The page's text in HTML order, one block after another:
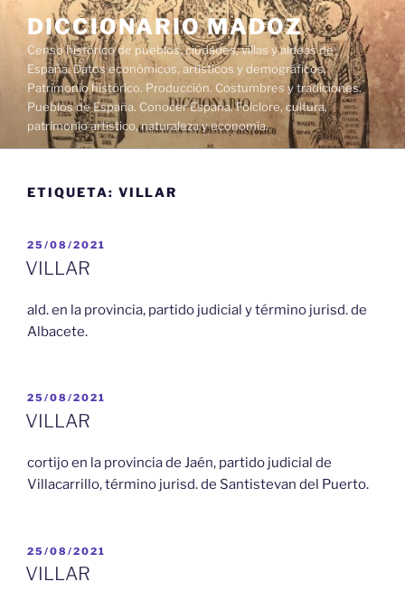
contenido
DICCIONARIO MADOZ
Censo histórico de pueblos, ciudades, villas y aldeas de
España. Datos económicos, artísticos y demográficos.
Patrimonio histórico. Producción. Costumbres y tradiciones.
Pueblos de España. Conocer España. Folclore, cultura,
patrimonio artístico, naturaleza y economía.
ETIQUETA: VILLAR
PUBLICADO
EL
25/08/2021
VILLAR
ald. en la provincia, partido judicial y término jurisd. de
Albacete.
PUBLICADO
EL
25/08/2021
VILLAR
cortijo en la provincia de Jaén, partido judicial de
Villacarrillo, término jurisd. de Santistevan del Puerto.
PUBLICADO
EL
25/08/2021
VILLAR